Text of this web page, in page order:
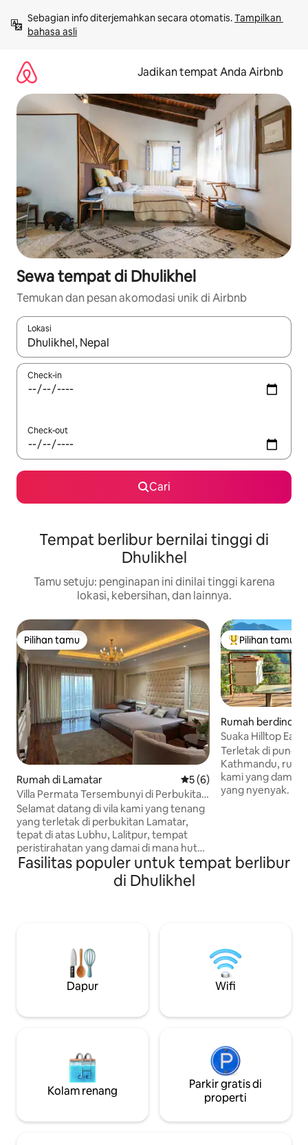
langsung
lihat
Sebagian info diterjemahkan secara otomatis. Tampilkan
bahasa asli
Jadikan tempat Anda Airbnb
Sewa tempat di Dhulikhel
Temukan dan pesan akomodasi unik di Airbnb
Lokasi
Jika hasil yang dicari tersedia, telusuri dengan tombol panah
Check-in
Check-out
Cari
Tempat berlibur bernilai tinggi di
Dhulikhel
Tamu setuju: penginapan ini dinilai tinggi karena
lokasi, kebersihan, dan lainnya.
Pilihan tamu
Pilihan tamu
Rumah di Lamatar Nilai rata-rata 5 dari 5, 6
5 (6)
Villa Permata Tersembunyi di Perbukitan
Tenang Lamatar.
Selamat datang di vila kami yang tenang
yang terletak di perbukitan Lamatar,
tepat di atas Lubhu, Lalitpur, tempat
peristirahatan yang damai di mana hutan
bertemu dengan lampu kota.
Bersantailah bersama seluruh keluarga
atau sekelompok teman di tempat
perbukitan hijau yang rimbun. Di
belakang vila terdapat hutan yang belum
tersentuh, jadi Anda akan terbangun
dengan kicauan burung, berjalan-jalan di
sebentar dari kafe dan restoran.
Pilihan tamu
Pilihan tamu
Rumah
wari
Suaka Hilltop
Kathmandu
Terletak di
Kathmandu,
kami yang damai
yang nyenyak.
kicauan burung,
melihat Himalaya,
unik kami 40
total.
Fasilitas populer untuk tempat berlibur
di Dhulikhel
Dapur Wifi
Kolam renang
Parkir gratis di
properti